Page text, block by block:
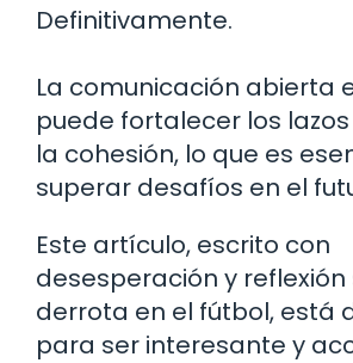
Definitivamente.
La comunicación abierta
puede fortalecer los
la cohesión, lo que es
superar desafíos en el
Este artículo, escrito con
desesperación y reflexión
derrota en el fútbol, está
para ser interesante y